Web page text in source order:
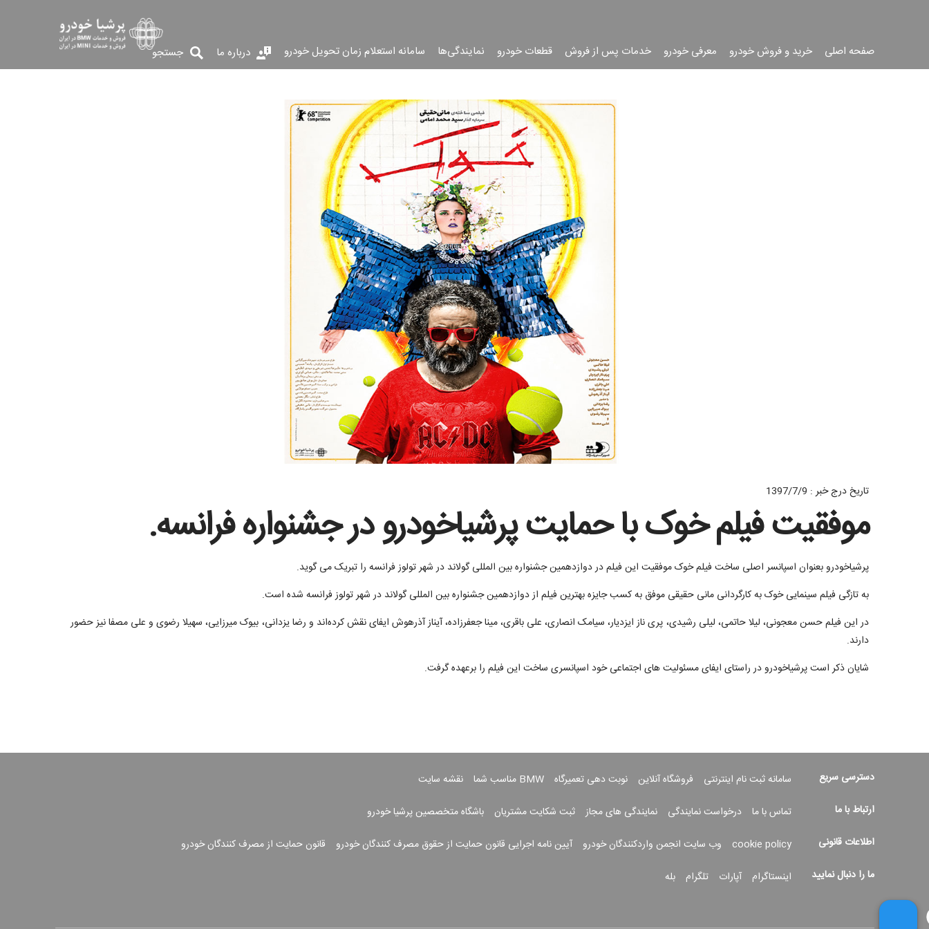
صفحه اصلی خرید و فروش خودرو معرفی خودرو خدمات پس از فروش قطعات خودرو نمایندگی‌ها سامانه استعلام زمان تحویل خودرو درباره ما جستجو
تاریخ درج خبر : 1397/7/9
موفقیت فیلم خوک با حمایت پرشیاخودرو در جشنواره فرانسه.
پرشیاخودرو بعنوان اسپانسر اصلی ساخت فیلم خوک موفقیت این فیلم در دوازدهمین جشنواره بین ‌المللی گولاند در شهر تولوز فرانسه را تبریک می گوید.
به تازگی فیلم سینمایی خوک به کارگردانی مانی حقیقی موفق به کسب جایزه بهترین فیلم از دوازدهمین جشنواره بین‌ المللی گولاند در شهر تولوز فرانسه شده است.
در این فیلم حسن معجونی، لیلا حاتمی، لیلی رشیدی، پری ناز ایزدیار، سیامک انصاری، علی باقری، مینا جعفرزاده، آیناز آذرهوش ایفای نقش کرده‌اند و رضا یزدانی، بیوک میرزایی، سهیلا رضوی و علی مصفا نیز حضور
دارند.
شایان ذکر است پرشیاخودرو در راستای ایفای مسئولیت های اجتماعی خود اسپانسری ساخت این فیلم را برعهده گرفت.
دسترسی سریع سامانه ثبت نام اینترنتی فروشگاه آنلاین نوبت دهی تعمیرگاه BMW مناسب شما
نقشه سایت
ارتباط با ما
تماس با ما درخواست نمایندگی نمایندگی های مجاز ثبت شکایت مشتریان
باشگاه متخصصین پرشیا خودرو
اطلاعات قانونی
cookie policy وب سایت انجمن واردکنندگان خودرو آیین نامه اجرایی قانون حمایت از حقوق مصرف کنندگان خودرو
قانون حمایت از مصرف کنندگان خودرو
ما را دنبال نمایید
اینستاگرام آپارات تلگرام بله